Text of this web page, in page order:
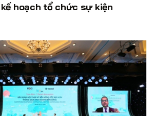
hoạch tổ chức sự kiện